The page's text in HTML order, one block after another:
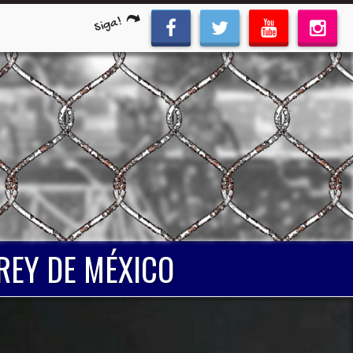
Siga!
DE MÉXICO